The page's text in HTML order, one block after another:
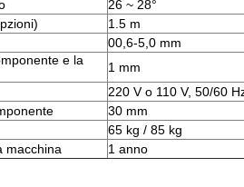
26 ~ 28°
1.5 m
00,6-5,0 mm
e la
1 mm
220 V o 110 V, 50/60
30 mm
65 kg / 85 kg
macchina
1 anno